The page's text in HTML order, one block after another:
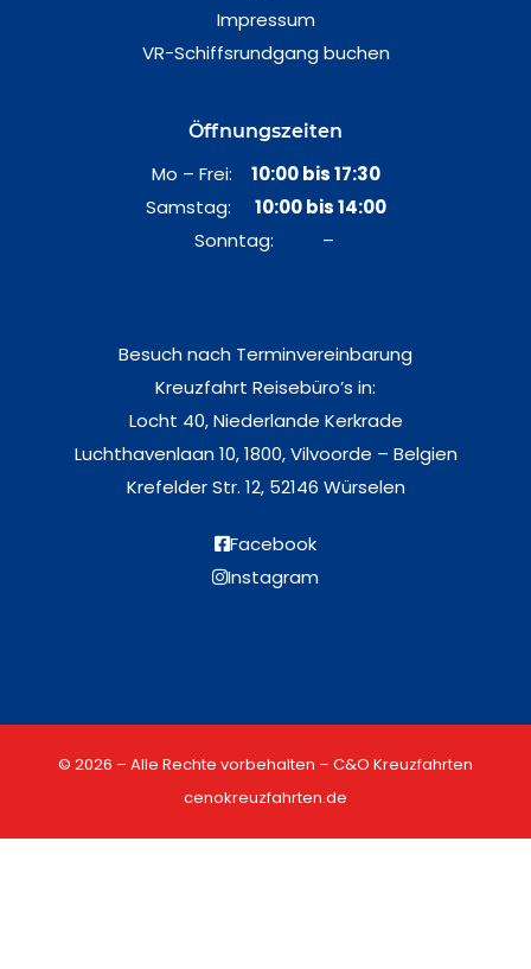
Impressum
VR-Schiffsrundgang buchen
Öffnungszeiten
Mo – Frei: 10:00 bis 17:30
Samstag: 10:00 bis 14:00
Sonntag: –
Besuch nach Terminvereinbarung
Kreuzfahrt Reisebüro’s in:
Locht 40, Niederlande Kerkrade
Luchthavenlaan 10, 1800, Vilvoorde – Belgien
Krefelder Str. 12, 52146 Würselen
Facebook
Instagram
© 2026 – Alle Rechte vorbehalten – C&O Kreuzfahrten
cenokreuzfahrten.de